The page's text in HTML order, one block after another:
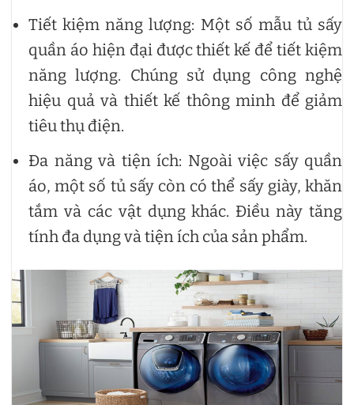
Tiết kiệm năng lượng: Một số mẫu tủ sấy
quần áo hiện đại được thiết kế để tiết kiệm
năng lượng. Chúng sử dụng công nghệ
hiệu quả và thiết kế thông minh để giảm
tiêu thụ điện.
Đa năng và tiện ích: Ngoài việc sấy quần
áo, một số tủ sấy còn có thể sấy giày, khăn
tắm và các vật dụng khác. Điều này tăng
tính đa dụng và tiện ích của sản phẩm.